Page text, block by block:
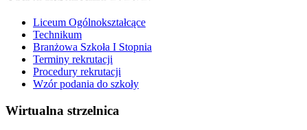
Liceum Ogólnokształcące
Technikum
Branżowa Szkoła I Stopnia
Terminy rekrutacji
Procedury rekrutacji
Wzór podania do szkoły
Wirtualna strzelnica